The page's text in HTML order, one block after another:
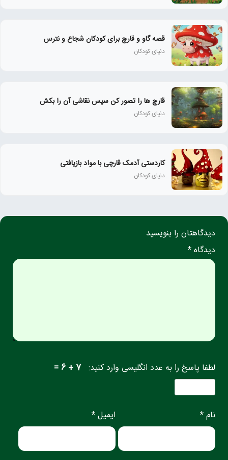
قصه گاو و قارچ برای کودکان شجاع و نترس
دنیای کودکان
قارچ ها را تصور کن سپس نقاشی آن را بکش
دنیای کودکان
کاردستی آدمک قارچی با مواد بازیافتی
دنیای کودکان
دیدگاهتان را بنویسید
دیدگاه *
لطفا پاسخ را به عدد انگلیسی وارد کنید: 7 + 6 =
نام * ایمیل *